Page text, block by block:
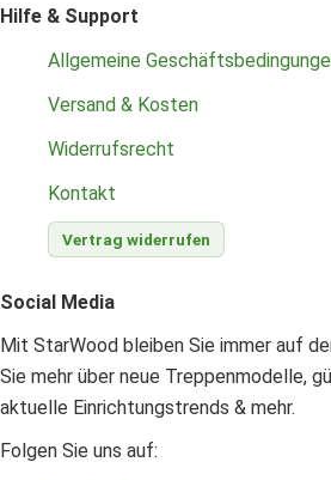
Hilfe & Support
Allgemeine
Versand & Kosten
Widerrufsrecht
Kontakt
Vertrag widerrufen
Social Media
Mit StarWood bleiben Sie immer auf
Sie mehr über neue Treppenmodelle,
aktuelle Einrichtungstrends & mehr.
Folgen Sie uns auf: